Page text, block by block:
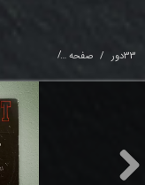
33دور صفحه